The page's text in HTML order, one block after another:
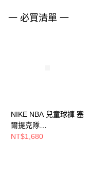
４．使用「AFTEE先享後付
一 必買清單 一
NIKE NBA 兒童球褲 塞
爾提克隊
WZ2B3BXCA00-CEL
NT$1,680